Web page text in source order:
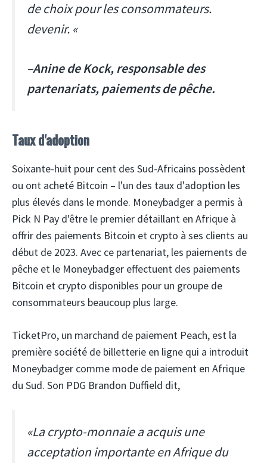
de choix pour les consommateurs.
devenir. «
–Anine de Kock, responsable des
partenariats, paiements de pêche.
Taux d'adoption
Soixante-huit pour cent des Sud-Africains possèdent
ou ont acheté Bitcoin – l'un des taux d'adoption les
plus élevés dans le monde. Moneybadger a permis à
Pick N Pay d'être le premier détaillant en Afrique à
offrir des paiements Bitcoin et crypto à ses clients au
début de 2023. Avec ce partenariat, les paiements de
pêche et le Moneybadger effectuent des paiements
Bitcoin et crypto disponibles pour un groupe de
consommateurs beaucoup plus large.
TicketPro, un marchand de paiement Peach, est la
première société de billetterie en ligne qui a introduit
Moneybadger comme mode de paiement en Afrique
du Sud. Son PDG Brandon Duffield dit,
«La crypto-monnaie a acquis une
acceptation importante en Afrique du